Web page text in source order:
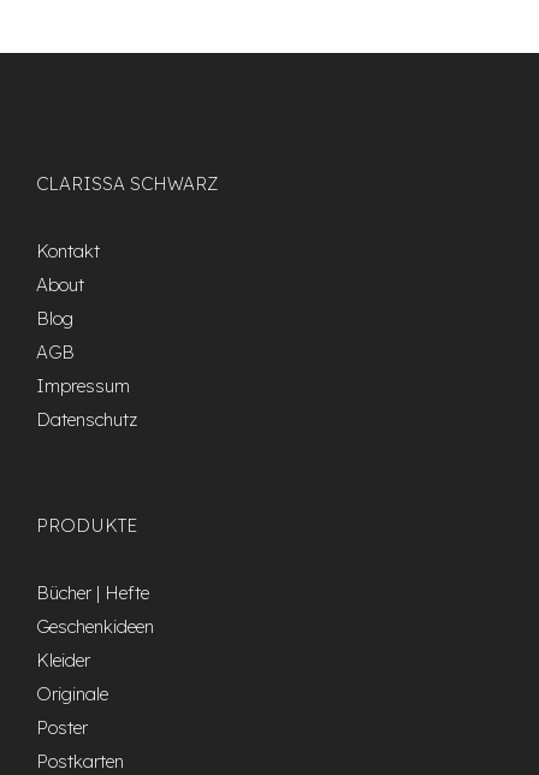
CLARISSA SCHWARZ
Kontakt
About
Blog
AGB
Impressum
Datenschutz
PRODUKTE
Bücher | Hefte
Geschenkideen
Kleider
Originale
Poster
Postkarten